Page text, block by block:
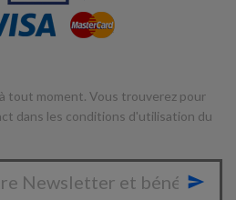
tout moment. Vous trouverez pour
dans les conditions d'utilisation du
